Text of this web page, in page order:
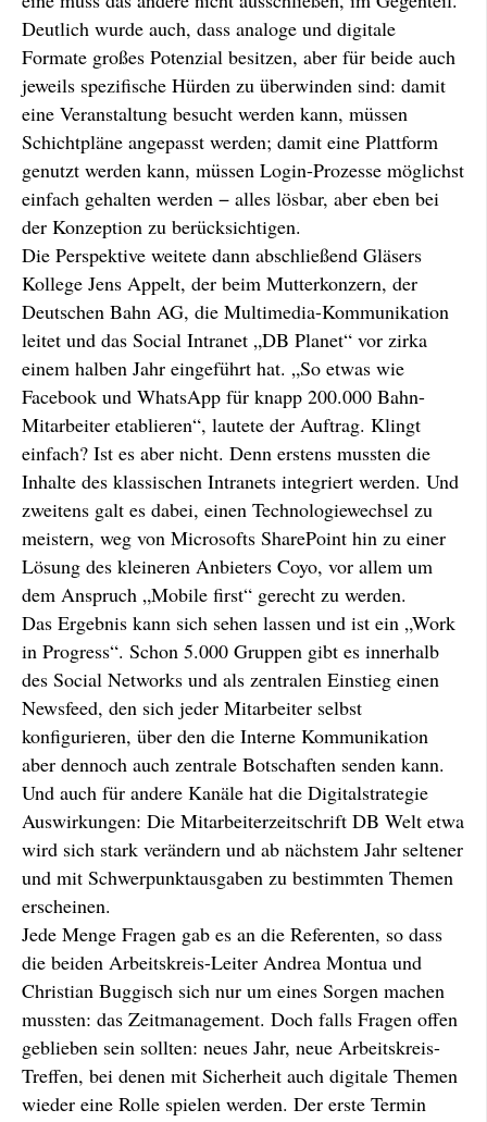
Deutlich wurde auch, dass analoge und digitale
Formate großes Potenzial besitzen, aber für beide auch
jeweils spezifische Hürden zu überwinden sind: damit
eine Veranstaltung besucht werden kann, müssen
Schichtpläne angepasst werden; damit eine Plattform
genutzt werden kann, müssen Login-Prozesse möglichst
einfach gehalten werden − alles lösbar, aber eben bei
der Konzeption zu berücksichtigen.
Die Perspektive weitete dann abschließend Gläsers
Kollege Jens Appelt, der beim Mutterkonzern, der
Deutschen Bahn AG, die Multimedia-Kommunikation
leitet und das Social Intranet „DB Planet“ vor zirka
einem halben Jahr eingeführt hat. „So etwas wie
Facebook und WhatsApp für knapp 200.000 Bahn-
Mitarbeiter etablieren“, lautete der Auftrag. Klingt
einfach? Ist es aber nicht. Denn erstens mussten die
Inhalte des klassischen Intranets integriert werden. Und
zweitens galt es dabei, einen Technologiewechsel zu
meistern, weg von Microsofts SharePoint hin zu einer
Lösung des kleineren Anbieters Coyo, vor allem um
dem Anspruch „Mobile first“ gerecht zu werden.
Das Ergebnis kann sich sehen lassen und ist ein „Work
in Progress“. Schon 5.000 Gruppen gibt es innerhalb
des Social Networks und als zentralen Einstieg einen
Newsfeed, den sich jeder Mitarbeiter selbst
konfigurieren, über den die Interne Kommunikation
aber dennoch auch zentrale Botschaften senden kann.
Und auch für andere Kanäle hat die Digitalstrategie
Auswirkungen: Die Mitarbeiterzeitschrift DB Welt etwa
wird sich stark verändern und ab nächstem Jahr seltener
und mit Schwerpunktausgaben zu bestimmten Themen
erscheinen.
Jede Menge Fragen gab es an die Referenten, so dass
die beiden Arbeitskreis-Leiter Andrea Montua und
Christian Buggisch sich nur um eines Sorgen machen
mussten: das Zeitmanagement. Doch falls Fragen offen
geblieben sein sollten: neues Jahr, neue Arbeitskreis-
Treffen, bei denen mit Sicherheit auch digitale Themen
wieder eine Rolle spielen werden. Der erste Termin